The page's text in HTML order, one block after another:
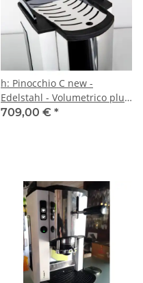
h: Pinocchio C new -
Edelstahl - Volumetrico plus
Elektronik-Paket -
709,00 € *